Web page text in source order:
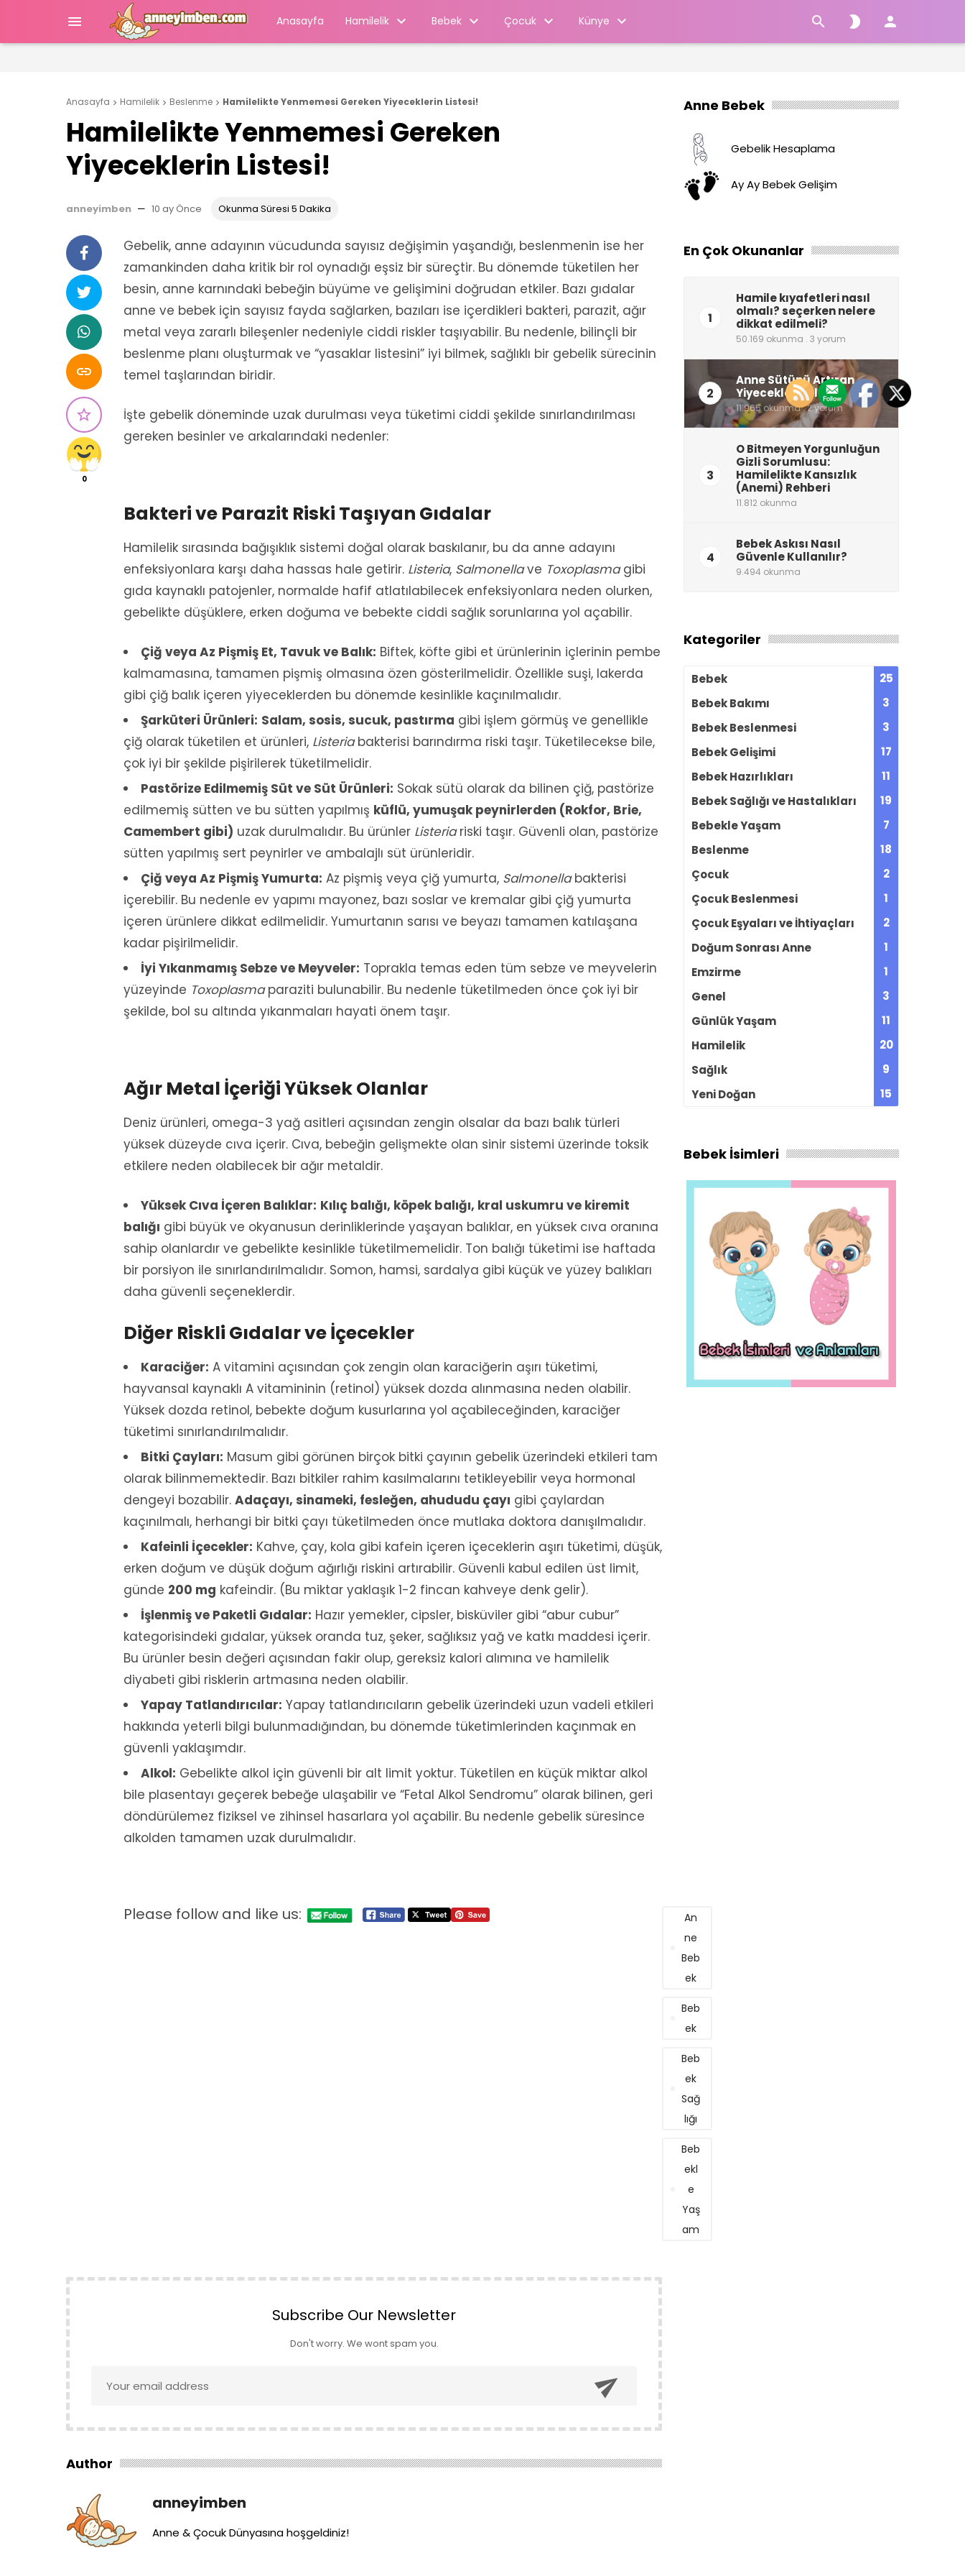
 Anasayfa Hamilelik Bebek Çocuk Künye   
Anasayfa  Hamilelik  Beslenme  Hamilelikte Yenmemesi Gereken Yiyeceklerin Listesi!
Hamilelikte Yenmemesi Gereken
Yiyeceklerin Listesi!
anneyimben — 10 ay Önce Okunma Süresi 5 Dakika


0
Gebelik, anne adayının vücudunda sayısız değişimin yaşandığı, beslenmenin ise her
zamankinden daha kritik bir rol oynadığı eşsiz bir süreçtir. Bu dönemde tüketilen her
besin, anne karnındaki bebeğin büyüme ve gelişimini doğrudan etkiler. Bazı gıdalar
anne ve bebek için sayısız fayda sağlarken, bazıları ise içerdikleri bakteri, parazit, ağır
metal veya zararlı bileşenler nedeniyle ciddi riskler taşıyabilir. Bu nedenle, bilinçli bir
beslenme planı oluşturmak ve “yasaklar listesini” iyi bilmek, sağlıklı bir gebelik sürecinin
temel taşlarından biridir.
İşte gebelik döneminde uzak durulması veya tüketimi ciddi şekilde sınırlandırılması
gereken besinler ve arkalarındaki nedenler:
Bakteri ve Parazit Riski Taşıyan Gıdalar
Hamilelik sırasında bağışıklık sistemi doğal olarak baskılanır, bu da anne adayını
enfeksiyonlara karşı daha hassas hale getirir. Listeria, Salmonellave Toxoplasmagibi
gıda kaynaklı patojenler, normalde hafif atlatılabilecek enfeksiyonlara neden olurken,
gebelikte düşüklere, erken doğuma ve bebekte ciddi sağlık sorunlarına yol açabilir.
Çiğ veya Az Pişmiş Et, Tavuk ve Balık: Biftek, köfte gibi et ürünlerinin içlerinin pembe
kalmamasına, tamamen pişmiş olmasına özen gösterilmelidir. Özellikle suşi, lakerda
gibi çiğ balık içeren yiyeceklerden bu dönemde kesinlikle kaçınılmalıdır.
Şarküteri Ürünleri: Salam, sosis, sucuk, pastırma gibi işlem görmüş ve genellikle
çiğ olarak tüketilen et ürünleri, Listeriabakterisi barındırma riski taşır. Tüketilecekse bile,
çok iyi bir şekilde pişirilerek tüketilmelidir.
Pastörize Edilmemiş Süt ve Süt Ürünleri: Sokak sütü olarak da bilinen çiğ, pastörize
edilmemiş sütten ve bu sütten yapılmış küflü, yumuşak peynirlerden (Rokfor, Brie,
Camembert gibi) uzak durulmalıdır. Bu ürünler Listeriariski taşır. Güvenli olan, pastörize
sütten yapılmış sert peynirler ve ambalajlı süt ürünleridir.
Çiğ veya Az Pişmiş Yumurta: Az pişmiş veya çiğ yumurta, Salmonellabakterisi
içerebilir. Bu nedenle ev yapımı mayonez, bazı soslar ve kremalar gibi çiğ yumurta
içeren ürünlere dikkat edilmelidir. Yumurtanın sarısı ve beyazı tamamen katılaşana
kadar pişirilmelidir.
İyi Yıkanmamış Sebze ve Meyveler: Toprakla temas eden tüm sebze ve meyvelerin
yüzeyinde Toxoplasmaparaziti bulunabilir. Bu nedenle tüketilmeden önce çok iyi bir
şekilde, bol su altında yıkanmaları hayati önem taşır.
Ağır Metal İçeriği Yüksek Olanlar
Deniz ürünleri, omega-3 yağ asitleri açısından zengin olsalar da bazı balık türleri
yüksek düzeyde cıva içerir. Cıva, bebeğin gelişmekte olan sinir sistemi üzerinde toksik
etkilere neden olabilecek bir ağır metaldir.
Yüksek Cıva İçeren Balıklar: Kılıç balığı, köpek balığı, kral uskumru ve kiremit
balığı gibi büyük ve okyanusun derinliklerinde yaşayan balıklar, en yüksek cıva oranına
sahip olanlardır ve gebelikte kesinlikle tüketilmemelidir. Ton balığı tüketimi ise haftada
bir porsiyon ile sınırlandırılmalıdır. Somon, hamsi, sardalya gibi küçük ve yüzey balıkları
daha güvenli seçeneklerdir.
Diğer Riskli Gıdalar ve İçecekler
Karaciğer: A vitamini açısından çok zengin olan karaciğerin aşırı tüketimi,
hayvansal kaynaklı A vitamininin (retinol) yüksek dozda alınmasına neden olabilir.
Yüksek dozda retinol, bebekte doğum kusurlarına yol açabileceğinden, karaciğer
tüketimi sınırlandırılmalıdır.
Bitki Çayları: Masum gibi görünen birçok bitki çayının gebelik üzerindeki etkileri tam
olarak bilinmemektedir. Bazı bitkiler rahim kasılmalarını tetikleyebilir veya hormonal
dengeyi bozabilir. Adaçayı, sinameki, fesleğen, ahududu çayı gibi çaylardan
kaçınılmalı, herhangi bir bitki çayı tüketilmeden önce mutlaka doktora danışılmalıdır.
Kafeinli İçecekler: Kahve, çay, kola gibi kafein içeren içeceklerin aşırı tüketimi, düşük,
erken doğum ve düşük doğum ağırlığı riskini artırabilir. Güvenli kabul edilen üst limit,
günde 200 mg kafeindir. (Bu miktar yaklaşık 1-2 fincan kahveye denk gelir).
İşlenmiş ve Paketli Gıdalar: Hazır yemekler, cipsler, bisküviler gibi “abur cubur”
kategorisindeki gıdalar, yüksek oranda tuz, şeker, sağlıksız yağ ve katkı maddesi içerir.
Bu ürünler besin değeri açısından fakir olup, gereksiz kalori alımına ve hamilelik
diyabeti gibi risklerin artmasına neden olabilir.
Yapay Tatlandırıcılar: Yapay tatlandırıcıların gebelik üzerindeki uzun vadeli etkileri
hakkında yeterli bilgi bulunmadığından, bu dönemde tüketimlerinden kaçınmak en
güvenli yaklaşımdır.
Alkol: Gebelikte alkol için güvenli bir alt limit yoktur. Tüketilen en küçük miktar alkol
bile plasentayı geçerek bebeğe ulaşabilir ve “Fetal Alkol Sendromu” olarak bilinen, geri
döndürülemez fiziksel ve zihinsel hasarlara yol açabilir. Bu nedenle gebelik süresince
alkolden tamamen uzak durulmalıdır.
Please follow and like us:
An
Ne
Beb
Ek
Beb
Ek
Beb
Ek
Sağ
Lığı
Beb
Ekl
E
Yaş
Am
Subscribe Our Newsletter
Don't worry. We wont spam you.

Author
anneyimben
Anne & Çocuk Dünyasına hoşgeldiniz!
Anne Bebek
Gebelik Hesaplama
Ay Ay Bebek Gelişim
En Çok Okunanlar
1
Hamile kıyafetleri nasıl
olmalı? seçerken nelere
dikkat edilmeli?
50.169 okunma . 3 yorum
2
Anne Sütünü Artıran
Yiyecekler Neler?
11.965 okunma . 2 yorum
3
O Bitmeyen Yorgunluğun
Gizli Sorumlusu:
Hamilelikte Kansızlık
(Anemi) Rehberi
11.812 okunma
4
Bebek Askısı Nasıl
Güvenle Kullanılır?
9.494 okunma
Kategoriler
Bebek
25
Bebek Bakımı
3
Bebek Beslenmesi
3
Bebek Gelişimi
17
Bebek Hazırlıkları
11
Bebek Sağlığı ve Hastalıkları
19
Bebekle Yaşam
7
Beslenme
18
Çocuk
2
Çocuk Beslenmesi
1
Çocuk Eşyaları ve İhtiyaçları
2
Doğum Sonrası Anne
1
Emzirme
1
Genel
3
Günlük Yaşam
11
Hamilelik
20
Sağlık
9
Yeni Doğan
15
Bebek İsimleri